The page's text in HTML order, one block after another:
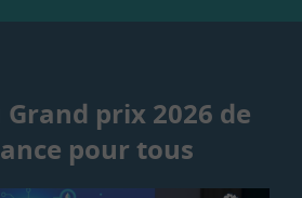
Grand prix 2026 de
pour tous